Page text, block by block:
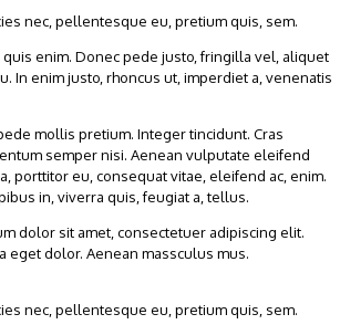
nec, pellentesque eu, pretium quis, sem.
enim. Donec pede justo, fringilla vel, aliquet
In enim justo, rhoncus ut, imperdiet a, venenatis
mollis pretium. Integer tincidunt. Cras
semper nisi. Aenean vulputate eleifend
porttitor eu, consequat vitae, eleifend ac, enim.
in, viverra quis, feugiat a, tellus.
dolor sit amet, consectetuer adipiscing elit.
eget dolor. Aenean massculus mus.
nec, pellentesque eu, pretium quis, sem.